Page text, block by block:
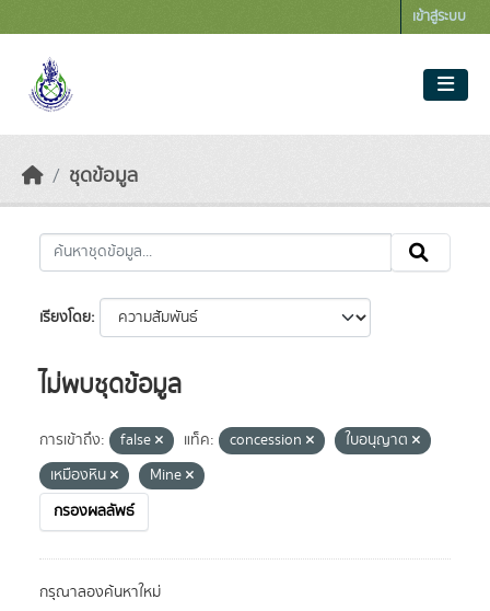
เข้าสู่ระบบ
ชุดข้อมูล
เรียงโดย
ไม่พบชุดข้อมูล
การเข้าถึง: false แท็ค: concession
ใบอนุญาต
เหมืองหิน
Mine
กรองผลลัพธ์
กรุณาลองค้นหาใหม่